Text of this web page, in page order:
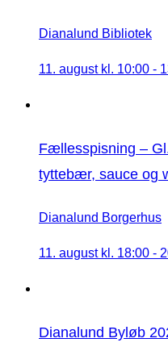
Dianalund Bibliotek
11. august kl. 10:00 -
Fællesspisning –
tyttebær, sauce og
Dianalund Borgerhus
11. august kl. 18:00 -
Dianalund Byløb